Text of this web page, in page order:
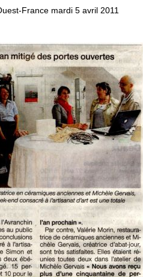
France mardi 5 avril 2011